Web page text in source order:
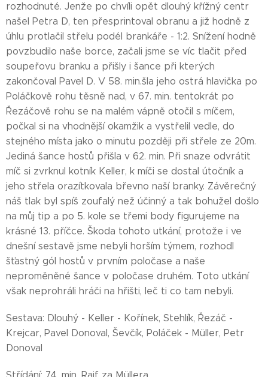
rozhodnuté. Jenže po chvíli opět dlouhý křížný centr
našel Petra D, ten přesprintoval obranu a již hodně z
úhlu protlačil střelu podél brankáře - 1:2. Snížení hodně
povzbudilo naše borce, začali jsme se víc tlačit před
soupeřovu branku a přišly i šance při kterých
zakončoval Pavel D. V 58. min.šla jeho ostrá hlavička po
Poláčkově rohu těsně nad, v 67. min. tentokrát po
Řezáčově rohu se na malém vápně otočil s míčem,
počkal si na vhodnější okamžik a vystřelil vedle, do
stejného místa jako o minutu později při střele ze 20m.
Jediná šance hostů přišla v 62. min. Při snaze odvrátit
míč si zvrknul kotník Keller, k míči se dostal útočník a
jeho střela orazítkovala břevno naší branky. Závěrečný
náš tlak byl spíš zoufalý než účinný a tak bohužel došlo
na můj tip a po 5. kole se třemi body figurujeme na
krásné 13. příčce. Škoda tohoto utkání, protože i ve
dnešní sestavě jsme nebyli horším týmem, rozhodl
šťastný gól hostů v prvním poločase a naše
neproměněné šance v poločase druhém. Toto utkání
však neprohráli hráči na hřišti, leč ti co tam nebyli.
Sestava: Dlouhý - Keller - Kořínek, Stehlík, Řezáč -
Krejcar, Pavel Donoval, Ševčík, Poláček - Müller, Petr
Donoval